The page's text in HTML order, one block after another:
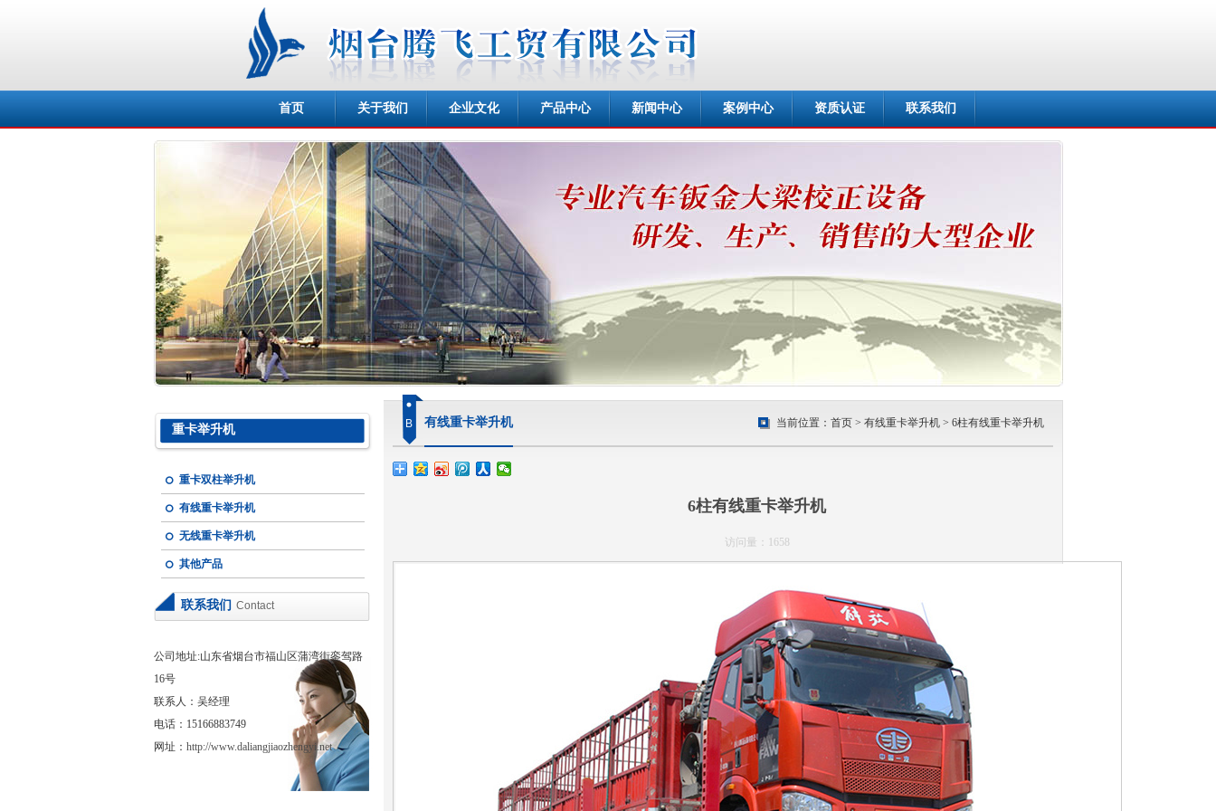
首页 关于我们 企业文化 产品中心 新闻中心 案例中心 资质认证 联系我们
重卡举升机
重卡双柱举升机
有线重卡举升机
无线重卡举升机
其他产品
联系我们 Contact
公司地址:山东省烟台市福山区蒲湾街銮驾路
16号
联系人：吴经理
电话：15166883749
网址： http://www.daliangjiaozhengyi.net
B 有线重卡举升机 当前位置： 首页> 有线重卡举升机> 6柱有线重卡举升机
6柱有线重卡举升机
访问量：1658